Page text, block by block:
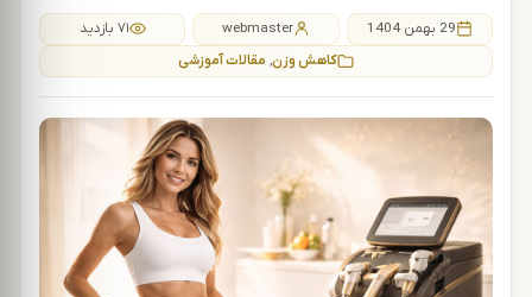
29 بهمن 1404 webmaster
۷۱ بازدید
کاهش وزن, مقالات آموزشی